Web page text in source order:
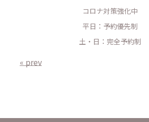
コロナ対策強化中
平日：予約優先制
土・日：完全予約制
« prev